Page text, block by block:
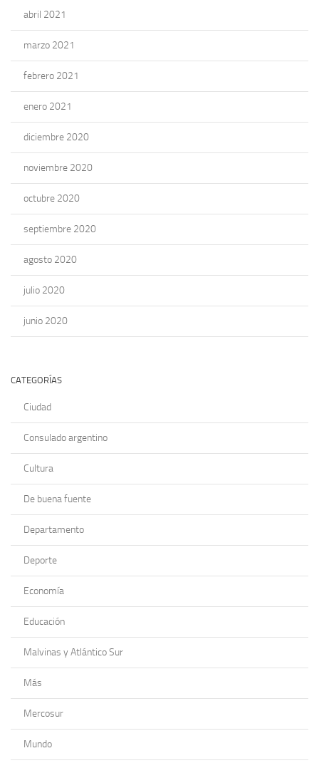
abril 2021
marzo 2021
febrero 2021
enero 2021
diciembre 2020
noviembre 2020
octubre 2020
septiembre 2020
agosto 2020
julio 2020
junio 2020
CATEGORÍAS
Ciudad
Consulado argentino
Cultura
De buena fuente
Departamento
Deporte
Economía
Educación
Malvinas y Atlántico Sur
Más
Mercosur
Mundo